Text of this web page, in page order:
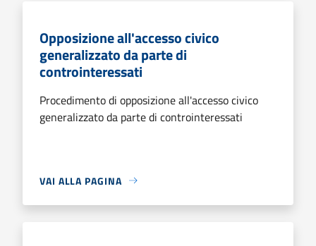
Opposizione all'accesso civico
generalizzato da parte di
controinteressati
Procedimento di opposizione all'accesso civico
generalizzato da parte di controinteressati
VAI ALLA PAGINA